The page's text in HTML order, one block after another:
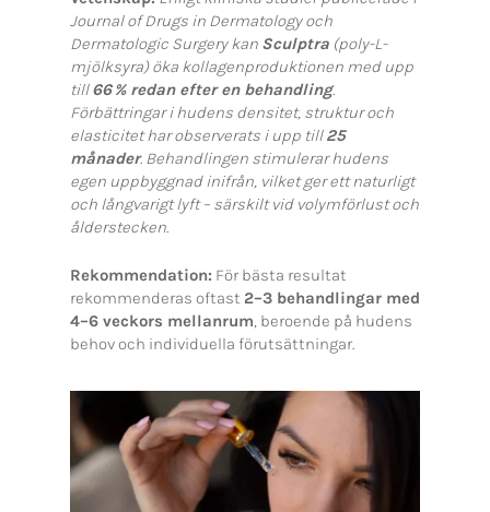
Journal of Drugs in Dermatology och
Dermatologic Surgery kan Sculptra (poly-L-
mjölksyra) öka kollagenproduktionen med upp
till66 % redan efter en behandling.
Förbättringar i hudens densitet, struktur och
elasticitet har observerats i upp till25
månader. Behandlingen stimulerar hudens
egen uppbyggnad inifrån, vilket ger ett naturligt
och långvarigt lyft – särskilt vid volymförlust och
ålderstecken.
Rekommendation: För bästa resultat
rekommenderas oftast 2–3 behandlingar med
4–6 veckors mellanrum, beroende på hudens
behov och individuella förutsättningar.